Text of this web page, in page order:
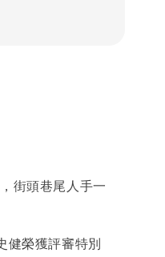
街頭巷尾人手一
健榮獲評審特別